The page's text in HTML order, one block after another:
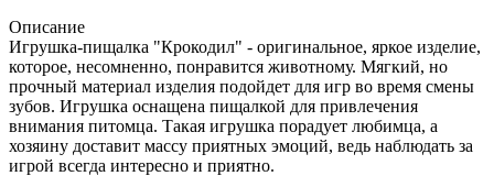
Описание
Игрушка-пищалка "Крокодил" - оригинальное, яркое изделие,
которое, несомненно, понравится животному. Мягкий, но
прочный материал изделия подойдет для игр во время смены
зубов. Игрушка оснащена пищалкой для привлечения
внимания питомца. Такая игрушка порадует любимца, а
хозяину доставит массу приятных эмоций, ведь наблюдать за
игрой всегда интересно и приятно.